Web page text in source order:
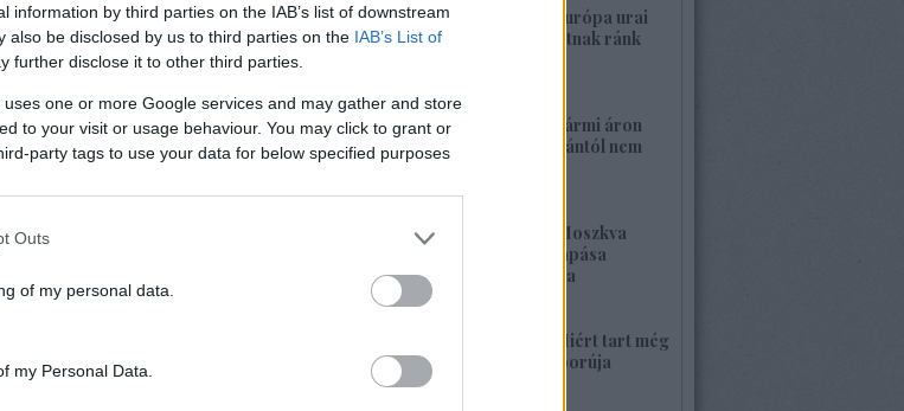
information by third parties on the IAB’s list of downstream
also be disclosed by us to third parties on the IAB’s List of
further disclose it to other third parties.
one or more Google services and may gather and store
to your visit or usage behaviour. You may click to grant or
party tags to use your data for below specified purposes
Outs
of my personal data.
my Personal Data.
1422. BEKIÁLTÁS: Európa urai
nagy háborút hozhatnak ránk
1421. BEKIÁLTÁS: Bármi áron
megszabadulni Orbántól nem
1420. BEKIÁLTÁS: Moszkva
nagyerejű válaszcsapása
ukrajnai célpontokra
2026. május 24. 13:48
1419. BEKIÁLTÁS: Miért tart még
sokáig a Nyugat háborúja
Moszkvával?